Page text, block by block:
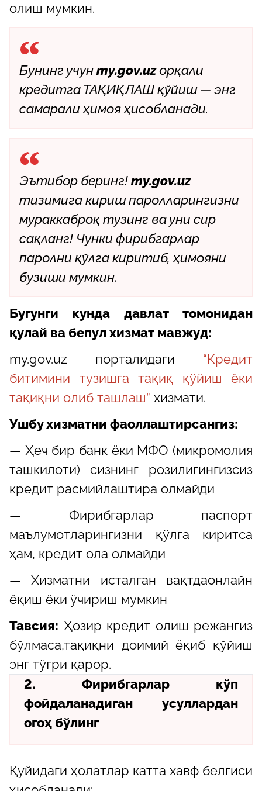
олиш мумкин.
Бунинг учунmy.gov.uzорқали
кредитга ТАҚИҚЛАШ қўйиш — энг
самарали ҳимоя ҳисобланади.
Эътибор беринг!my.gov.uz
тизимига кириш паролларингизни
мураккаброқ тузинг ва уни сир
сақланг! Чунки фирибгарлар
паролни қўлга киритиб, ҳимояни
бузиши мумкин.
Бугунги кунда давлат томонидан
қулай ва бепул хизмат мавжуд:
my.gov.uz порталидаги “Кредит
битимини тузишга тақиқ қўйиш ёки
тақиқни олиб ташлаш” хизмати.
Ушбу хизматни фаоллаштирсангиз:
— Ҳеч бир банк ёки МФО (микромолия
ташкилоти) сизнинг розилигингизсиз
кредит расмийлаштира олмайди
— Фирибгарлар паспорт
маълумотларингизни қўлга киритса
ҳам, кредит ола олмайди
— Хизматни исталган вақтдаонлайн
ёқиш ёки ўчириш мумкин
Тавсия: Ҳозир кредит олиш режангиз
бўлмаса,тақиқни доимий ёқиб қўйиш
энг тўғри қарор.
2. Фирибгарлар кўп
фойдаланадиган усуллардан
огоҳ бўлинг
Қуйидаги ҳолатлар катта хавф белгиси